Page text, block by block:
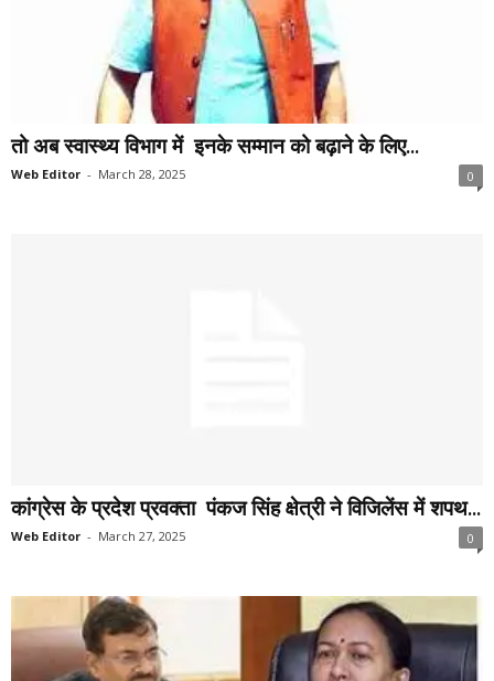
तो अब स्वास्थ्य विभाग में इनके सम्मान को बढ़ाने के लिए...
Web Editor - March 28, 2025 0
कांग्रेस के प्रदेश प्रवक्ता पंकज सिंह क्षेत्री ने विजिलेंस में शपथ...
Web Editor - March 27, 2025 0